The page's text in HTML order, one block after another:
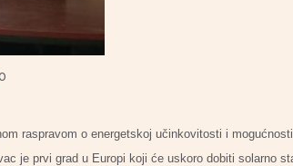
raspravom o energetskoj učinkovitosti i
je prvi grad u Europi koji će uskoro dobiti solarno